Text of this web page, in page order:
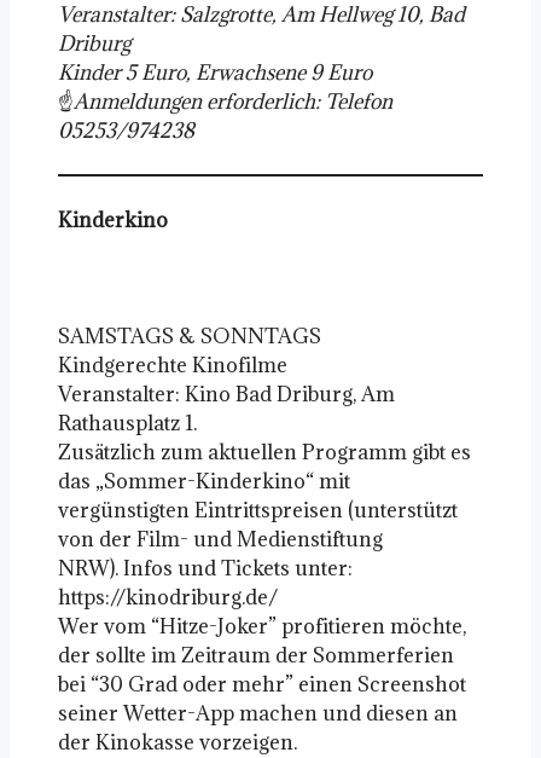
Veranstalter: Salzgrotte, Am Hellweg 10, Bad
Driburg
Kinder 5 Euro, Erwachsene 9 Euro
☝️Anmeldungen erforderlich: Telefon
05253/974238
Kinderkino
SAMSTAGS & SONNTAGS
Kindgerechte Kinofilme
Veranstalter: Kino Bad Driburg, Am
Rathausplatz 1.
Zusätzlich zum aktuellen Programm gibt es
das „Sommer-Kinderkino“ mit
vergünstigten Eintrittspreisen (unterstützt
von der Film- und Medienstiftung
NRW). Infos und Tickets unter:
https://kinodriburg.de/
Wer vom “Hitze-Joker” profitieren möchte,
der sollte im Zeitraum der Sommerferien
bei “30 Grad oder mehr” einen Screenshot
seiner Wetter-App machen und diesen an
der Kinokasse vorzeigen.